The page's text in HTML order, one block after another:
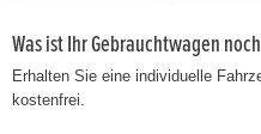
Was ist Ihr Gebrauchtwagen
Erhalten Sie eine individuelle
kostenfrei.